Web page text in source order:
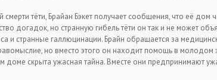
смерти тёти, Брайан Бэкет получает сообщения, что её
догадок, но странную гибель тёти он так и не может
и странные галлюцинации. Брайн обращается за
но вместо этого он находит помощь в молодом
доме скрыта ужасная тайна. Вместе они предпринимают